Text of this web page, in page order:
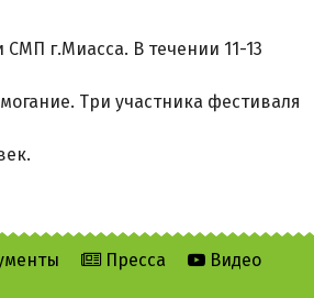
г.Миасса. В течении 11-13
Три участника фестиваля
Пресса Видео